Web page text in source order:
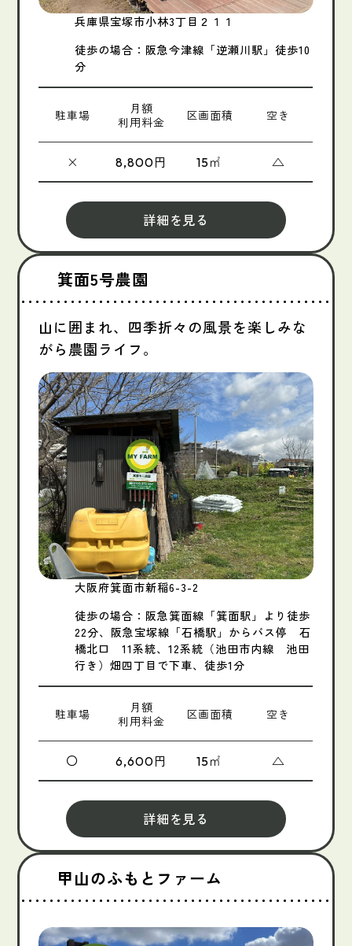
兵庫県宝塚市小林3丁目２１１
徒歩の場合：阪急今津線「逆瀬川駅」徒歩10
分
駐車場
月額
利用料金
区画面積 空き
× 8,800円 15㎡ △
詳細を見る
箕面5号農園
山に囲まれ、四季折々の風景を楽しみな
がら農園ライフ。
大阪府箕面市新稲6-3-2
徒歩の場合：阪急箕面線「箕面駅」より徒歩
22分、阪急宝塚線「石橋駅」からバス停 石
橋北口 11系統、12系統（池田市内線 池田
行き）畑四丁目で下車、徒歩1分
駐車場
月額
利用料金
区画面積 空き
〇 6,600円 15㎡ △
詳細を見る
甲山のふもとファーム